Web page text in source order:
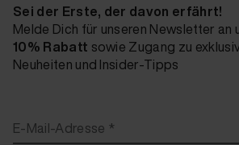
Sei der Erste, der davon erfährt!
Melde Dich für unseren Newsletter an
10% Rabatt sowie Zugang zu
Neuheiten und Insider-Tipps
E-Mail-Adresse *